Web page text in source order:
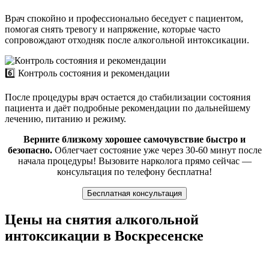
Врач спокойно и профессионально беседует с пациентом,
помогая снять тревогу и напряжение, которые часто
сопровождают отходняк после алкогольной интоксикации.
6️⃣ Контроль состояния и рекомендации
После процедуры врач остается до стабилизации состояния
пациента и даёт подробные рекомендации по дальнейшему
лечению, питанию и режиму.
Верните близкому хорошее самочувствие быстро и
безопасно.Облегчает состояние уже через 30-60 минут после
начала процедуры! Вызовите нарколога прямо сейчас —
консультация по телефону бесплатна!
Бесплатная консультация
Цены на снятия алкогольной
интоксикации в Воскресенске